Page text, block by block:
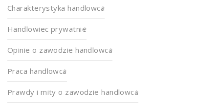
Charakterystyka handlowca
Handlowiec prywatnie
Opinie o zawodzie handlowca
Praca handlowca
Prawdy i mity o zawodzie handlowca